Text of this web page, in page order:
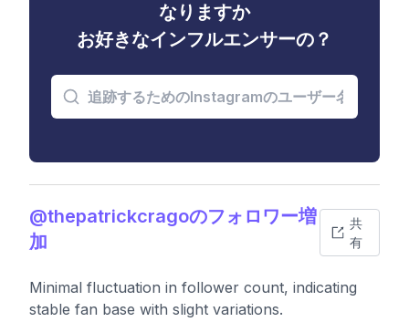
なりますか
お好きなインフルエンサーの？
@thepatrickcragoのフォロワー増
加
共
有
Minimal fluctuation in follower count, indicating
stable fan base with slight variations.